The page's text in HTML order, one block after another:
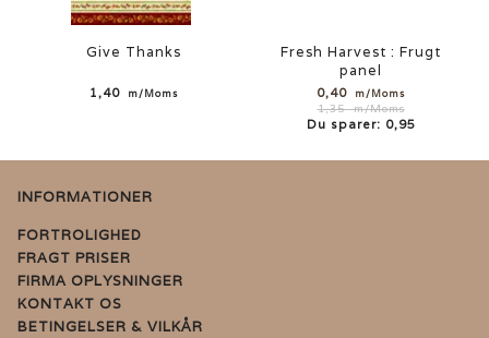
Give Thanks
1,40 m/Moms
Fresh Harvest : Frugt
panel
0,40 m/Moms
1,35m/Moms
Du sparer: 0,95
INFORMATIONER
FORTROLIGHED
FRAGT PRISER
FIRMA OPLYSNINGER
KONTAKT OS
BETINGELSER & VILKÅR